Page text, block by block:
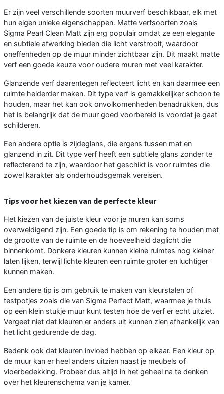
Er zijn veel verschillende soorten muurverf beschikbaar, elk met
hun eigen unieke eigenschappen. Matte verfsoorten zoals
Sigma Pearl Clean Matt zijn erg populair omdat ze een elegante
en subtiele afwerking bieden die licht verstrooit, waardoor
oneffenheden op de muur minder zichtbaar zijn. Dit maakt matte
verf een goede keuze voor oudere muren met veel karakter.
Glanzende verf daarentegen reflecteert licht en kan daarmee een
ruimte helderder maken. Dit type verf is gemakkelijker schoon te
houden, maar het kan ook onvolkomenheden benadrukken, dus
het is belangrijk dat de muur goed voorbereid is voordat je gaat
schilderen.
Een andere optie is zijdeglans, die ergens tussen mat en
glanzend in zit. Dit type verf heeft een subtiele glans zonder te
reflecterend te zijn, waardoor het geschikt is voor ruimtes die
zowel karakter als onderhoudsgemak vereisen.
Tips voor het kiezen van de perfecte kleur
Het kiezen van de juiste kleur voor je muren kan soms
overweldigend zijn. Een goede tip is om rekening te houden met
de grootte van de ruimte en de hoeveelheid daglicht die
binnenkomt. Donkere kleuren kunnen kleine ruimtes nog kleiner
laten lijken, terwijl lichte kleuren een ruimte groter en luchtiger
kunnen maken.
Een andere tip is om gebruik te maken van kleurstalen of
testpotjes zoals die van Sigma Perfect Matt, waarmee je thuis
op een klein stukje muur kunt testen hoe de verf er echt uitziet.
Vergeet niet dat kleuren er anders uit kunnen zien afhankelijk van
het licht gedurende de dag.
Bedenk ook dat kleuren invloed hebben op elkaar. Een kleur op
de muur kan er heel anders uitzien naast je meubels of
vloerbedekking. Probeer dus altijd in het geheel na te denken
over het kleurenschema van je kamer.